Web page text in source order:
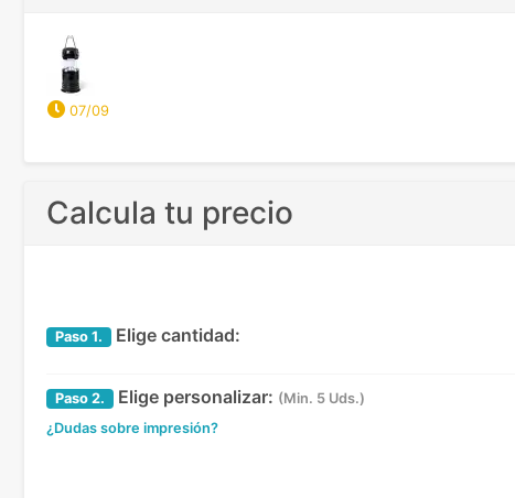
07/09
Calcula tu precio
Paso 1. Elige cantidad:
Paso 2. Elige personalizar: (Min. 5 Uds.)
¿Dudas sobre impresión?